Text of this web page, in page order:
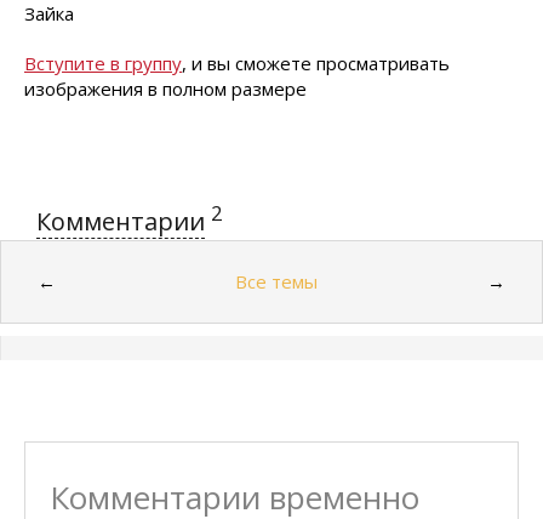
Зайка
Вступите в группу, и вы сможете просматривать
изображения в полном размере
Комментарии 2
← Все темы →
Комментарии временно